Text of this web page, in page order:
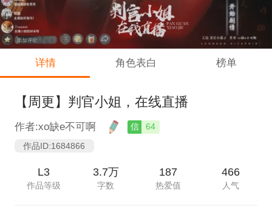
详情 角色表白 榜单
【周更】判官小姐，在线直播
作者:xo缺e不可啊 信
64
作品ID:1684866
L3
作品等级
3.7万
字数
187
热爱值
466
人气